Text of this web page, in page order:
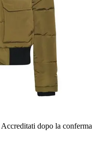
Accreditati dopo la conferma